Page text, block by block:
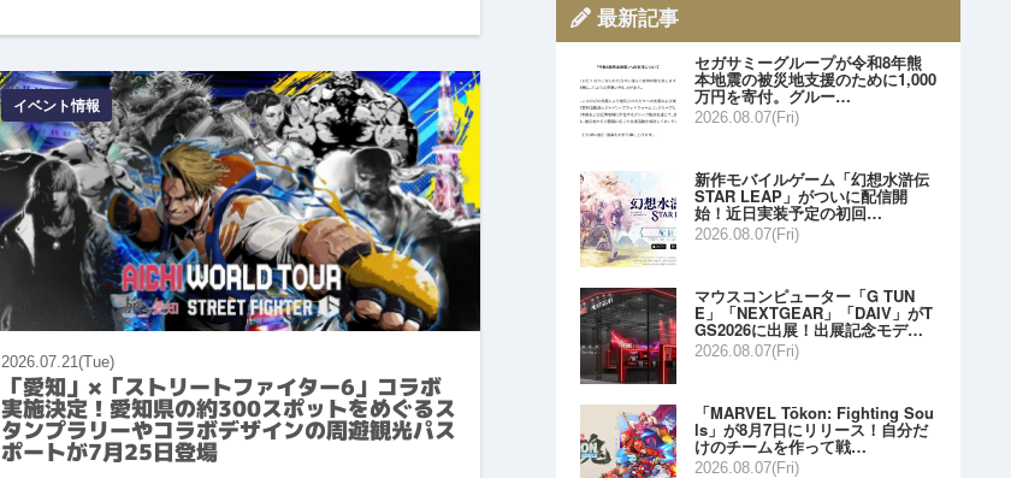
イベント情報
2026.07.21(Tue)
「愛知」×「ストリートファイター6」コラボ
実施決定！愛知県の約300スポットをめぐるス
タンプラリーやコラボデザインの周遊観光パス
ポートが7月25日登場
最新記事
セガサミーグループが令和8年熊
本地震の被災地支援のために1,000
万円を寄付。グルー…
2026.08.07(Fri)
新作モバイルゲーム「幻想水滸伝
STAR LEAP」がついに配信開
始！近日実装予定の初回…
2026.08.07(Fri)
マウスコンピューター「G TUN
E」「NEXTGEAR」「DAIV」がT
GS2026に出展！出展記念モデ…
2026.08.07(Fri)
「MARVEL Tōkon: Fighting Sou
ls」が8月7日にリリース！自分だ
けのチームを作って戦…
2026.08.07(Fri)